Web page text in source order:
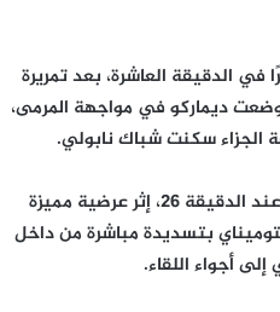
في الدقيقة العاشرة، بعد تمريرة
ديماركو في مواجهة المرمى،
سكنت شباك نابولي.
ونجح نابولي في إدراك التعادل عند الدقيقة 26، إثر عرضية مميزة
بتسديدة مباشرة من داخل
أجواء اللقاء.